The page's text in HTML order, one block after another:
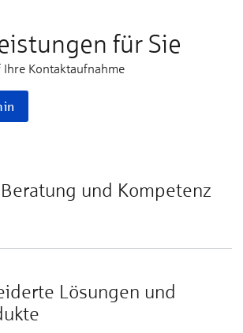
für Sie
Kontaktaufnahme
und Kompetenz
Lösungen und